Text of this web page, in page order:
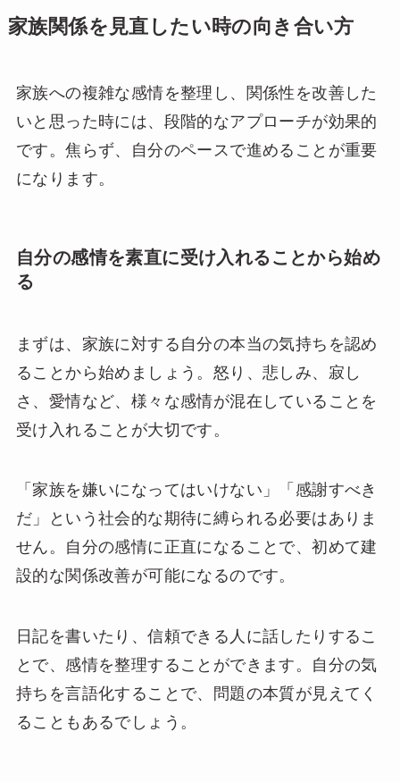
家族関係を見直したい時の向き合い方
家族への複雑な感情を整理し、関係性を改善した
いと思った時には、段階的なアプローチが効果的
です。焦らず、自分のペースで進めることが重要
になります。
自分の感情を素直に受け入れることから始め
る
まずは、家族に対する自分の本当の気持ちを認め
ることから始めましょう。怒り、悲しみ、寂し
さ、愛情など、様々な感情が混在していることを
受け入れることが大切です。
「家族を嫌いになってはいけない」「感謝すべき
だ」という社会的な期待に縛られる必要はありま
せん。自分の感情に正直になることで、初めて建
設的な関係改善が可能になるのです。
日記を書いたり、信頼できる人に話したりするこ
とで、感情を整理することができます。自分の気
持ちを言語化することで、問題の本質が見えてく
ることもあるでしょう。